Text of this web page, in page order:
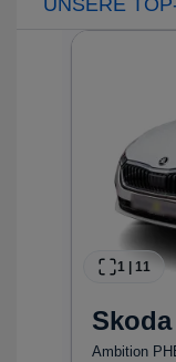
UNSERE
1 | 11
Skoda
Ambition